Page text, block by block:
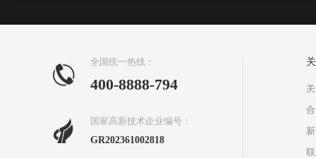
全国统一热线：
400-8888-794
国家高新技术企业编号：
GR202361002818